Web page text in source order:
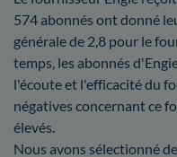
574 abonnés ont donné
générale de 2,8 pour le
temps, les abonnés
l'écoute et l'efficacité du
négatives concernant ce
élevés.
Nous avons sélectionné